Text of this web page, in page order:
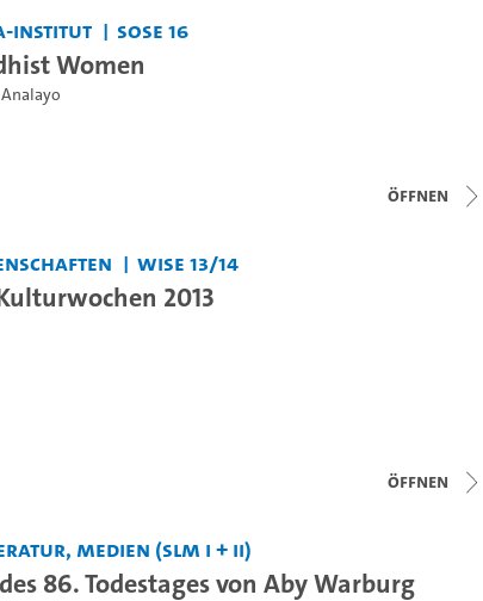
Institut SoSe 16
Women
Öffnen
WiSe 13/14
2013
Öffnen
Medien (SLM I + II)
86. Todestages von Aby Warburg